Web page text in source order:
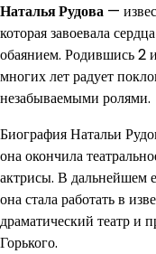
Наталья Рудова —
которая завоевала
обаянием. Родившись 2
многих лет радует
незабываемыми ролями.
Биография Натальи
она окончила
актрисы. В дальнейшем
она стала работать в
драматический театр и
Горького.